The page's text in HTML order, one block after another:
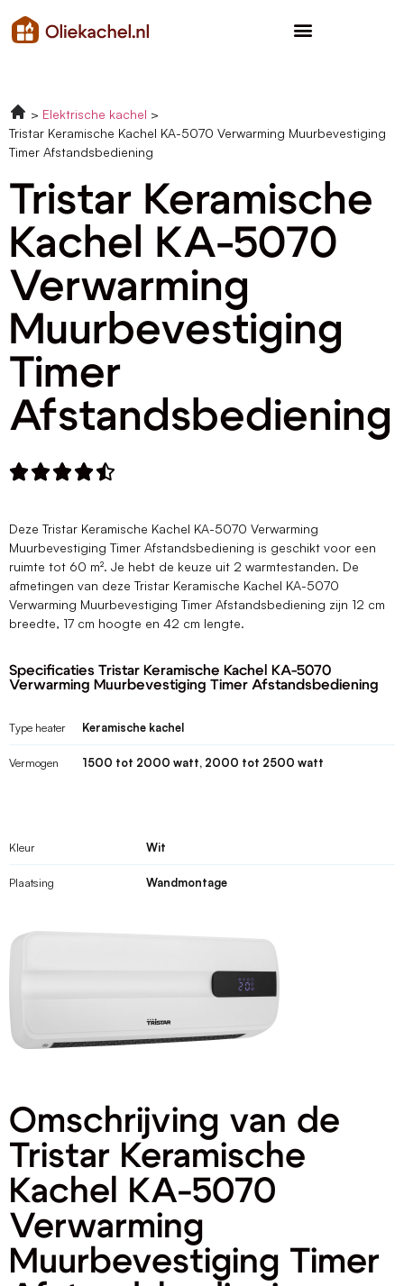
Elektrische kachel
Tristar Keramische Kachel KA-5070 Verwarming Muurbevestiging
Timer Afstandsbediening
Tristar Keramische
Kachel KA-5070
Verwarming
Muurbevestiging
Timer
Afstandsbediening

Deze Tristar Keramische Kachel KA-5070 Verwarming
Muurbevestiging Timer Afstandsbediening is geschikt voor een
ruimte tot 60 m². Je hebt de keuze uit 2 warmtestanden. De
afmetingen van deze Tristar Keramische Kachel KA-5070
Verwarming Muurbevestiging Timer Afstandsbediening zijn 12 cm
breedte, 17 cm hoogte en 42 cm lengte.
Specificaties Tristar Keramische Kachel KA-5070
Verwarming Muurbevestiging Timer Afstandsbediening
Type heater Keramische kachel
Vermogen 1500 tot 2000 watt, 2000 tot 2500 watt
Kleur Wit
Plaatsing Wandmontage
Omschrijving van de
Tristar Keramische
Kachel KA-5070
Verwarming
Muurbevestiging Timer